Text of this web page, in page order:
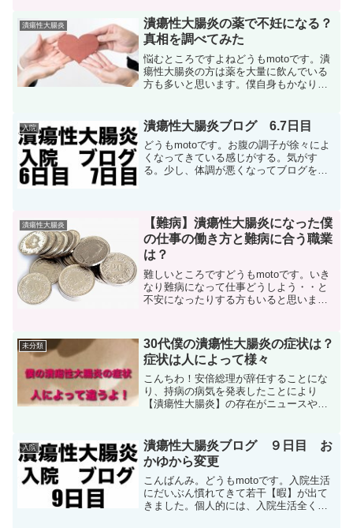
いと思います。では、どぞぉ入院２日目
入院２日目に関しては...
潰瘍性大腸炎
潰瘍性大腸炎の薬で不妊になる？
真相を調べてみた
悩むところですよねどうもmotoです。潰
瘍性大腸炎の方は薬を大量に飲んでいる
方も多いと思います。僕自身もかなりの
を発症してしまい主治医と相談しながら
薬を処方してもらいま...
入院 潰瘍性大腸炎ブログ 6.7日目
どうもmotoです。お腹の調子が徐々によ
くなってきている感じがする。気がす
る。少し、体調が悪くなってブログを書
食 おかゆ 春...
潰瘍性大腸炎
【難病】潰瘍性大腸炎になった僕
の仕事の働き方と難病に合う職業
は？
難しいところですどうもmotoです。いき
なり難病になって仕事どうしよう・・と
不安になったりする方もいると思いま
社も勿論あります。しかし、どこの世界
にも人の心をわからない...
未分類
30代僕の潰瘍性大腸炎の症状は？
症状は人によって様々
こんちわ！安倍総理が辞任することにな
り、持病の病気を発表したことにより
【潰瘍性大腸炎】の存在がニュースや特
いる人にとってはありがたいことです。
個人的には、この病気を患っ...
入院
潰瘍性大腸炎ブログ ９日目 お
かゆから変更
こんばんみ。どうもmotoです。入院生活
にだいぶん慣れてきて若干【暇】が出て
きました。個人的には、入院生活全く